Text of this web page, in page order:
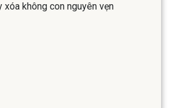
không con nguyên vẹn